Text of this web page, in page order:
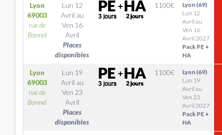
Lyon
69003
rue de
Bonnel
Lun 12
Avril au
Ven 16
Avril
Places
disponibles
1100€
Lyon (69)
Lun 12
Avril au
Ven 16
Avril 2027
Pack PE +
HA
Lyon
69003
rue de
Bonnel
Lun 19
Avril au
Ven 23
Avril
Places
disponibles
1100€
Lyon (69)
Lun 19
Avril au
Ven 23
Avril 2027
Pack PE +
HA